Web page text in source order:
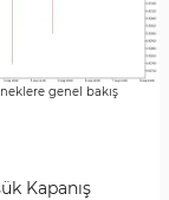
genel bakış
Kapanış